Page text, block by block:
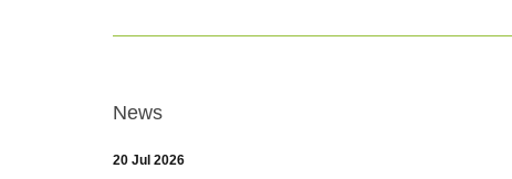
News
20 Jul 2026